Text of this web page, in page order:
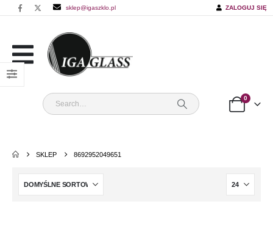
sklep@igaszklo.pl ZALOGUJ SIĘ
0
SKLEP 8692952049651